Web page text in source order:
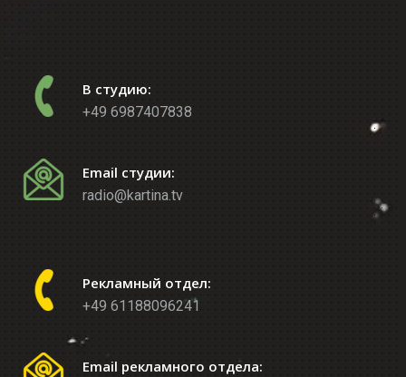
В студию:
+49 6987407838
Email студии:
radio@kartina.tv
Рекламный отдел:
+49 61188096241
Email рекламного отдела: